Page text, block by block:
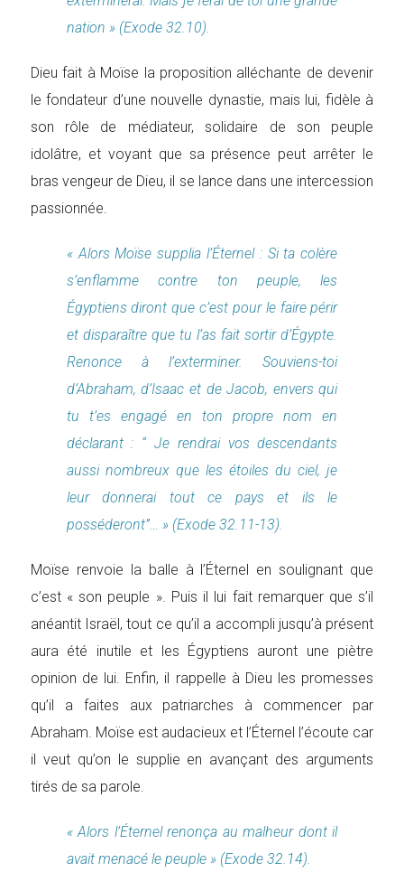
nation » (Exode 32.10).
Dieu fait à Moïse la proposition alléchante de devenir
le fondateur d’une nouvelle dynastie, mais lui, fidèle à
son rôle de médiateur, solidaire de son peuple
idolâtre, et voyant que sa présence peut arrêter le
bras vengeur de Dieu, il se lance dans une intercession
passionnée.
« Alors Moïse supplia l’Éternel : Si ta colère
s’enflamme contre ton peuple, les
Égyptiens diront que c’est pour le faire périr
et disparaître que tu l’as fait sortir d’Égypte.
Renonce à l’exterminer. Souviens-toi
d’Abraham, d’Isaac et de Jacob, envers qui
tu t’es engagé en ton propre nom en
déclarant : “ Je rendrai vos descendants
aussi nombreux que les étoiles du ciel, je
leur donnerai tout ce pays et ils le
posséderont”… » (Exode 32.11-13).
Moïse renvoie la balle à l’Éternel en soulignant que
c’est « son peuple ». Puis il lui fait remarquer que s’il
anéantit Israël, tout ce qu’il a accompli jusqu’à présent
aura été inutile et les Égyptiens auront une piètre
opinion de lui. Enfin, il rappelle à Dieu les promesses
qu’il a faites aux patriarches à commencer par
Abraham. Moïse est audacieux et l’Éternel l’écoute car
il veut qu’on le supplie en avançant des arguments
tirés de sa parole.
« Alors l’Éternel renonça au malheur dont il
avait menacé le peuple » (Exode 32.14).